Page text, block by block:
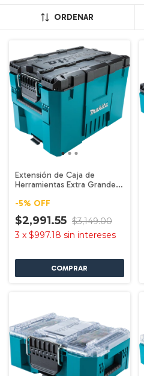
ORDENAR
Extensión de Caja de
Herramientas Extra Grande
-5% OFF
$2,991.55 $3,149.00
3 x $997.18 sin intereses